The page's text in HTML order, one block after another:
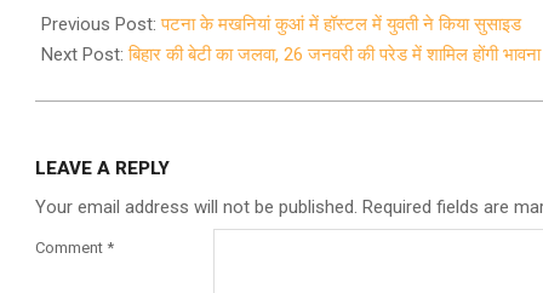
01-
18
Previous Post:पटना के मखनियां कुआं में हॉस्टल में युवती ने किया सुसाइड
Next Post:बिहार की बेटी का जलवा, 26 जनवरी की परेड में शामिल होंगी
LEAVE A REPLY
Your email address will not be published. Required fields are
Comment *